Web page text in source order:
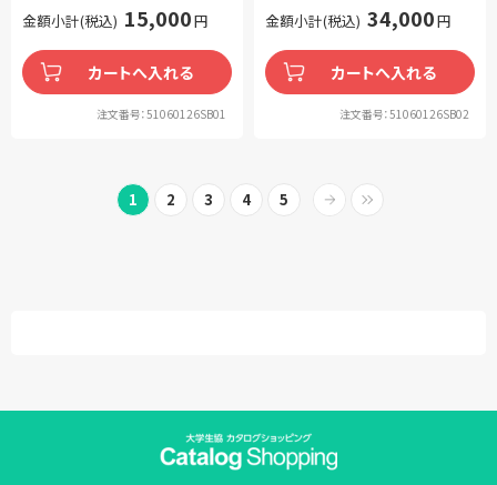
金額小計(税込) 15,000円
カートへ入れる
注文番号：51060126SB01
金額小計(税込) 34,000円
カートへ入れる
注文番号：51060126SB02
1 2 3 4 5